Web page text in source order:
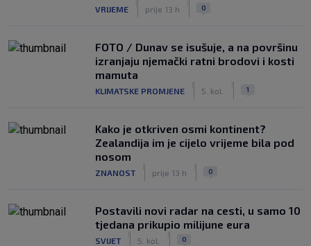
VRIJEME prije 13 h 0
FOTO / Dunav se isušuje, a na površinu
izranjaju njemački ratni brodovi i kosti
mamuta
KLIMATSKE PROMJENE 5. kol. 1
Kako je otkriven osmi kontinent?
Zealandija im je cijelo vrijeme bila pod
nosom
ZNANOST prije 13 h 0
Postavili novi radar na cesti, u samo 10
tjedana prikupio milijune eura
SVIJET 5. kol. 0